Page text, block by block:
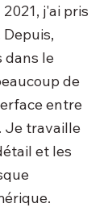
j'ai pris
dans le
de
entre
Je travaille
et les